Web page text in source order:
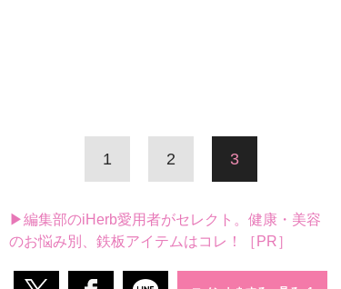
1 2 3
▶編集部のiHerb愛用者がセレクト。健康・美容
のお悩み別、鉄板アイテムはコレ！［PR］